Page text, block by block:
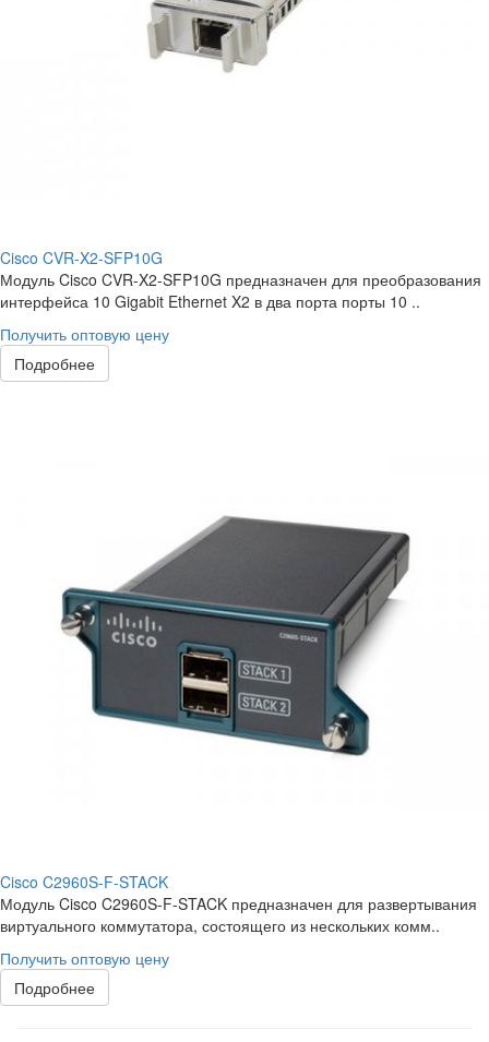
Cisco CVR-X2-SFP10G
Модуль Cisco CVR-X2-SFP10G предназначен для преобразования
интерфейса 10 Gigabit Ethernet X2 в два порта порты 10 ..
Получить оптовую цену
Подробнее
Cisco C2960S-F-STACK
Модуль Cisco C2960S-F-STACK предназначен для развертывания
виртуального коммутатора, состоящего из нескольких комм..
Получить оптовую цену
Подробнее